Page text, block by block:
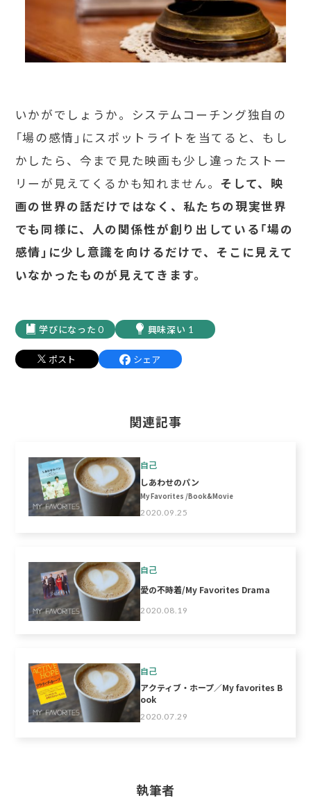
いかがでしょうか。システムコーチング独自の
「場の感情」にスポットライトを当てると、もし
かしたら、今まで見た映画も少し違ったストー
リーが見えてくるかも知れません。 そして、映
画の世界の話だけではなく、私たちの現実世界
でも同様に、人の関係性が創り出している「場の
感情」に少し意識を向けるだけで、そこに見えて
いなかったものが見えてきます。
0 1
ポスト シェア
関連記事
自己
2020.09.25
しあわせのパン
My Favorites /Book&Movie
自己
2020.08.19
愛の不時着/My Favorites Drama
自己
2020.07.29
アクティブ・ホープ／My favorites B
ook
執筆者